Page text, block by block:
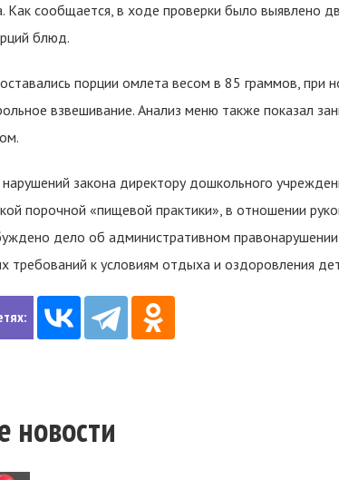
Как сообщается, в ходе проверки было выявлено
блюд.
порции омлета весом в 85 граммов, при
взвешивание. Анализ меню также показал
нарушений закона директору дошкольного
порочной «пищевой практики», в отношении
дело об административном
требований к условиям отдыха и оздоровления
новости